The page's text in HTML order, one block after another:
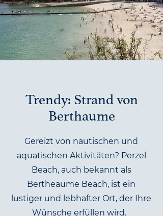
Trendy: Strand von
Berthaume
Gereizt von nautischen und
aquatischen Aktivitäten? Perzel
Beach, auch bekannt als
Bertheaume Beach, ist ein
lustiger und lebhafter Ort, der Ihre
Wünsche erfüllen wird.